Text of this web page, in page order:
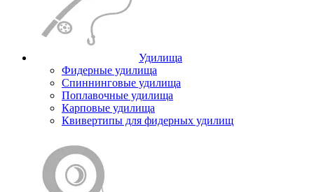
Удилища
Фидерные удилища
Спиннинговые удилища
Поплавочные удилища
Карповые удилища
Квивертипы для фидерных удилищ